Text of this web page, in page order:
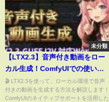
未分類
【LTX2.3】音声付き動画をロー
カル生成！ComfyUIでの使い方
＆モデル比較【GGUF対応】
🎬 LTX2.3を使って、ローカル環境で音声
付きの動画を生成する方法を解説します！
ComfyUIのネイティブサポートを活用した